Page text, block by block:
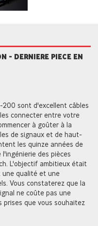
- DERNIERE PIECE EN
200 sont d'excellent câbles
connecter entre votre
à goûter à la
de signaux et de haut-
les quinze années de
des pièces
L'objectif ambitieux était
une qualité et une
Vous constaterez que la
ne coûte pas une
prises que vous souhaitez